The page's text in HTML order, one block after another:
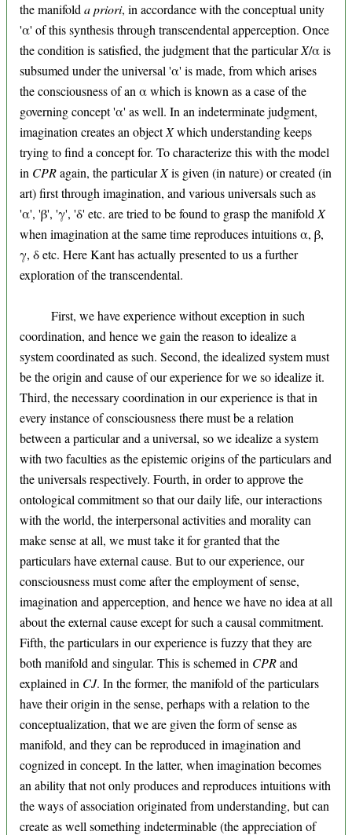
the manifold a priori, in accordance with the conceptual unity
'α' of this synthesis through transcendental apperception. Once
the condition is satisfied, the judgment that the particularX/α is
subsumed under the universal 'α' is made, from which arises
the consciousness of an α which is known as a case of the
governing concept 'α' as well. In an indeterminate judgment,
imagination creates an objectXwhich understanding keeps
trying to find a concept for. To characterize this with the model
in CPRagain, the particularXis given (in nature) or created (in
art) first through imagination, and various universals such as
'α', 'β', 'γ', 'δ' etc. are tried to be found to grasp the manifold X
when imagination at the same time reproduces intuitions α, β,
γ, δ etc. Here Kant has actually presented to us a further
exploration of the transcendental.
First, we have experience without exception in such
coordination, and hence we gain the reason to idealize a
system coordinated as such. Second, the idealized system must
be the origin and cause of our experience for we so idealize it.
Third, the necessary coordination in our experience is that in
every instance of consciousness there must be a relation
between a particular and a universal, so we idealize a system
with two faculties as the epistemic origins of the particulars and
the universals respectively. Fourth, in order to approve the
ontological commitment so that our daily life, our interactions
with the world, the interpersonal activities and morality can
make sense at all, we must take it for granted that the
particulars have external cause. But to our experience, our
consciousness must come after the employment of sense,
imagination and apperception, and hence we have no idea at all
about the external cause except for such a causal commitment.
Fifth, the particulars in our experience is fuzzy that they are
both manifold and singular. This is schemed in CPRand
explained in CJ. In the former, the manifold of the particulars
have their origin in the sense, perhaps with a relation to the
conceptualization, that we are given the form of sense as
manifold, and they can be reproduced in imagination and
cognized in concept. In the latter, when imagination becomes
an ability that not only produces and reproduces intuitions with
the ways of association originated from understanding, but can
create as well something indeterminable (the appreciation of